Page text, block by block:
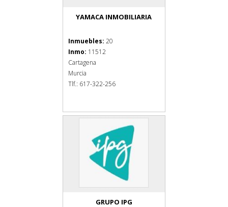
YAMACA INMOBILIARIA
Inmuebles: 20
Inmo: 11512
Cartagena
Murcia
Tlf.: 617-322-256
GRUPO IPG